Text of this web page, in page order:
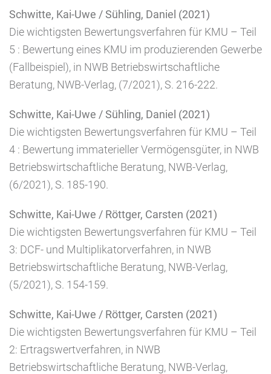
Schwitte, Kai-Uwe / Sühling, Daniel (2021)
Die wichtigsten Bewertungsverfahren für KMU – Teil
5 : Bewertung eines KMU im produzierenden Gewerbe
(Fallbeispiel), in NWB Betriebswirtschaftliche
Beratung, NWB-Verlag, (7/2021), S. 216-222.
Schwitte, Kai-Uwe / Sühling, Daniel (2021)
Die wichtigsten Bewertungsverfahren für KMU – Teil
4 : Bewertung immaterieller Vermögensgüter, in NWB
Betriebswirtschaftliche Beratung, NWB-Verlag,
(6/2021), S. 185-190.
Schwitte, Kai-Uwe / Röttger, Carsten (2021)
Die wichtigsten Bewertungsverfahren für KMU – Teil
3: DCF- und Multiplikatorverfahren, in NWB
Betriebswirtschaftliche Beratung, NWB-Verlag,
(5/2021), S. 154-159.
Schwitte, Kai-Uwe / Röttger, Carsten (2021)
Die wichtigsten Bewertungsverfahren für KMU – Teil
2: Ertragswertverfahren, in NWB
Betriebswirtschaftliche Beratung, NWB-Verlag,